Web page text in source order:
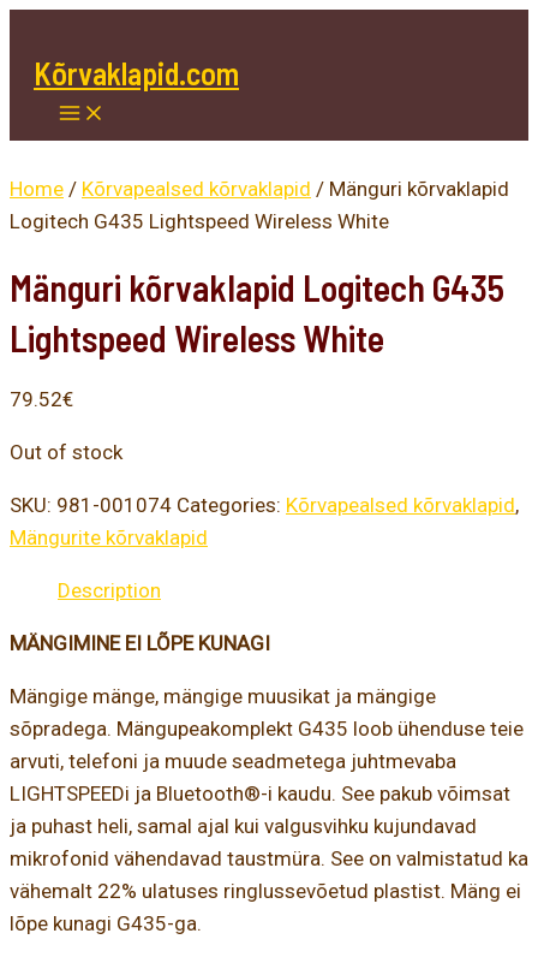
Skip
content
Kõrvaklapid.com
Main
Home / Kõrvapealsed kõrvaklapid / Mänguri kõrvaklapid
Logitech G435 Lightspeed Wireless White
Mänguri kõrvaklapid Logitech G435
Lightspeed Wireless White
79.52€
Out of stock
SKU: 981-001074 Categories: Kõrvapealsed kõrvaklapid,
Mängurite kõrvaklapid
Description
MÄNGIMINE EI LÕPE KUNAGI
Mängige mänge, mängige muusikat ja mängige
sõpradega. Mängupeakomplekt G435 loob ühenduse teie
arvuti, telefoni ja muude seadmetega juhtmevaba
LIGHTSPEEDi ja Bluetooth®-i kaudu. See pakub võimsat
ja puhast heli, samal ajal kui valgusvihku kujundavad
mikrofonid vähendavad taustmüra. See on valmistatud ka
vähemalt 22% ulatuses ringlussevõetud plastist. Mäng ei
lõpe kunagi G435-ga.